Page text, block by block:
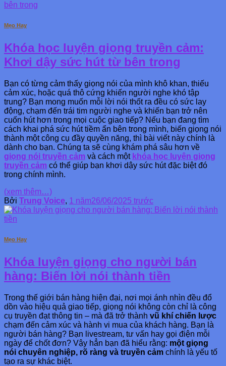
Mẹo Hay
Khóa học luyện giọng truyền cảm:
Khơi dậy sức hút từ bên trong
Bạn có từng cảm thấy giọng nói của mình khô khan, thiếu
cảm xúc, hoặc quá thô cứng khiến người nghe khó tập
trung? Bạn mong muốn mỗi lời nói thốt ra đều có sức lay
động, chạm đến trái tim người nghe và khiến bạn trở nên
cuốn hút hơn trong mọi cuộc giao tiếp? Nếu bạn đang tìm
cách khai phá sức hút tiềm ẩn bên trong mình, biến giọng nói
thành một công cụ đầy quyền năng, thì bài viết này chính là
dành cho bạn. Chúng ta sẽ cùng khám phá sâu hơn về
giọng nói truyền cảm và cách một khóa học luyện giọng
truyền cảm có thể giúp bạn khơi dậy sức hút đặc biệt đó
trong chính mình.
(xem thêm…)
Bởi Trung Voice, 1 năm26/06/2025 trước
Mẹo Hay
Khóa luyện giọng cho người bán
hàng: Biến lời nói thành tiền
Trong thế giới bán hàng hiện đại, nơi mọi ánh nhìn đều đổ
dồn vào hiệu quả giao tiếp, giọng nói không còn chỉ là công
cụ truyền đạt thông tin – mà đã trở thành vũ khí chiến lược
chạm đến cảm xúc và hành vi mua của khách hàng. Bạn là
người bán hàng? Bạn livestream, tư vấn hay gọi điện mỗi
ngày để chốt đơn? Vậy hẳn bạn đã hiểu rằng: một giọng
nói chuyên nghiệp, rõ ràng và truyền cảm chính là yếu tố
tạo ra sự khác biệt.